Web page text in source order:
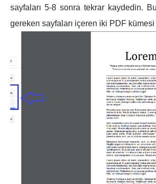
sayfaları 5-8 sonra tekrar kaydedin.
gereken sayfaları içeren iki PDF kümesi